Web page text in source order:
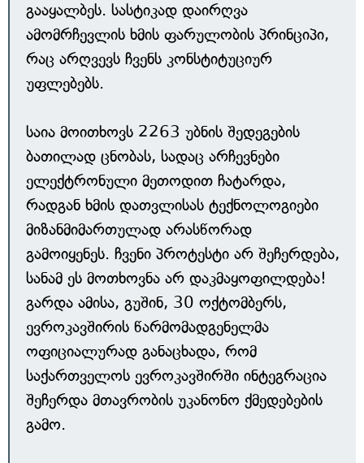
გააყალბეს. სასტიკად დაირღვა
ამომრჩევლის ხმის ფარულობის პრინციპი,
რაც არღვევს ჩვენს კონსტიტუციურ
უფლებებს.
საია მოითხოვს 2263 უბნის შედეგების
ბათილად ცნობას, სადაც არჩევნები
ელექტრონული მეთოდით ჩატარდა,
რადგან ხმის დათვლისას ტექნოლოგიები
მიზანმიმართულად არასწორად
გამოიყენეს. ჩვენი პროტესტი არ შეჩერდება,
სანამ ეს მოთხოვნა არ დაკმაყოფილდება!
გარდა ამისა, გუშინ, 30 ოქტომბერს,
ევროკავშირის წარმომადგენელმა
ოფიციალურად განაცხადა, რომ
საქართველოს ევროკავშირში ინტეგრაცია
შეჩერდა მთავრობის უკანონო ქმედებების
გამო.